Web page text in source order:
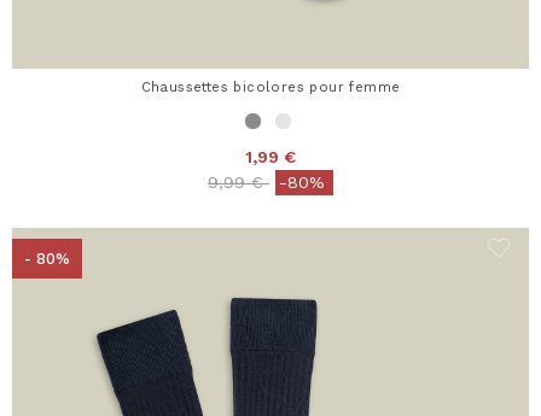
Chaussettes bicolores pour femme
1,99 €
Price reduced from
9,99 €to-80%
- 80%